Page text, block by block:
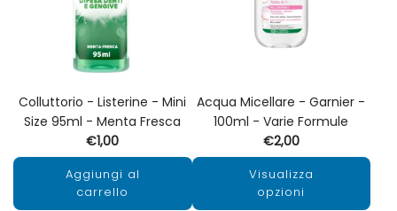
Colluttorio - Listerine - Mini
Size 95ml - Menta Fresca
€1,00
Aggiungi al
carrello
Acqua Micellare - Garnier -
100ml - Varie Formule
€2,00
Visualizza
opzioni